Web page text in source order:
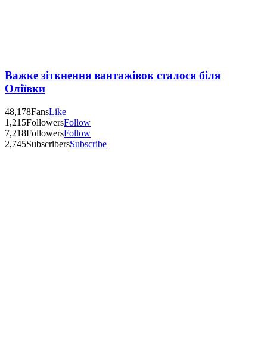
Важке зіткнення вантажівок сталося біля
Оліївки
48,178FansLike
1,215FollowersFollow
7,218FollowersFollow
2,745SubscribersSubscribe